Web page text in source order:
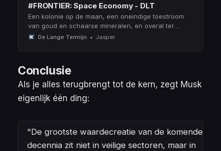
#FRONTIER: Space Economy - DLT
Een kolonie op de maan, een oneindige toestroom
van goud en schaarse mineralen, en overal ter
wereld een 5G-verbinding. Is het tijdperk van de
De Lange Termijn Jasper
Conclusie
Als je alles terugbrengt tot de kern, zegt Musk
eigenlijk één ding:
"De grootste waardecreatie van de komende
decennia zit niet in veilige sectoren, maar in